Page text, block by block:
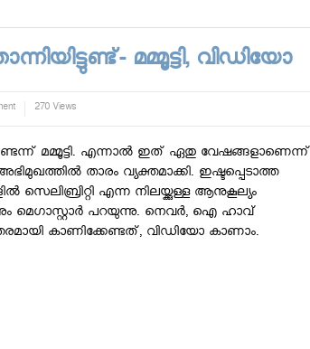
മമ്മൂട്ടി, വിഡിയോ
270 Views
മമ്മൂട്ടി. എന്നാല്‍ ഇത് ഏതു വേഷങ്ങളാണെന്ന്
താരം വ്യക്തമാക്കി. ഇഷ്ടപ്പെടാത്ത
സെലിബ്രിറ്റി എന്ന നിലയ്ക്കുള്ള ആനുകൂല്യം
മെഗാസ്റ്റാര്‍ പറയുന്നു. നെവര്‍, ഐ ഹാവ്
കാണിക്കേണ്ടത്, വിഡിയോ കാണാം.